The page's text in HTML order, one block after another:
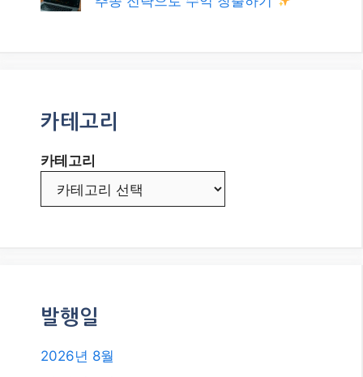
2026년 8월
2026년 7월
2026년 6월
2026년 5월
2026년 1월
2025년 11월